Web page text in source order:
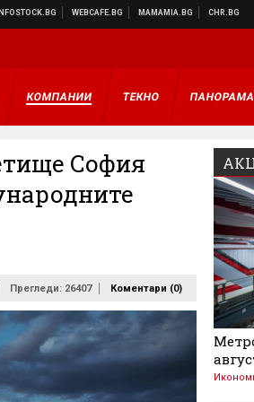
КОМПАНИИ ТЕКНО ПАНОРАМА
София
Прегледи: 26407 Коментари (0)